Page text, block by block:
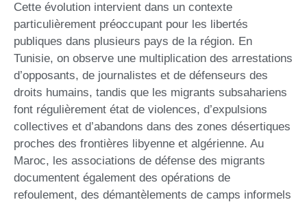
Cette évolution intervient dans un contexte
particulièrement préoccupant pour les libertés
publiques dans plusieurs pays de la région. En
Tunisie, on observe une multiplication des arrestations
d’opposants, de journalistes et de défenseurs des
droits humains, tandis que les migrants subsahariens
font régulièrement état de violences, d’expulsions
collectives et d’abandons dans des zones désertiques
proches des frontières libyenne et algérienne. Au
Maroc, les associations de défense des migrants
documentent également des opérations de
refoulement, des démantèlements de camps informels